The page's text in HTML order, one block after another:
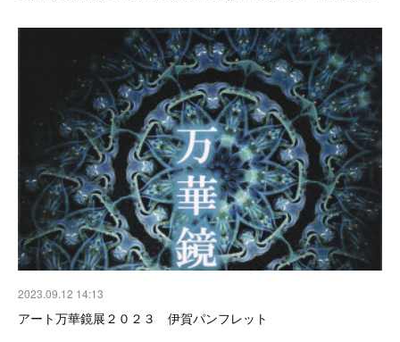
2023.09.12 14:13
アート万華鏡展２０２３ 伊賀パンフレット